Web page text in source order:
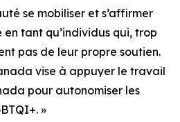
se mobiliser et s’affirmer
tant qu’individus qui, trop
pas de leur propre soutien.
vise à appuyer le travail
pour autonomiser les
»